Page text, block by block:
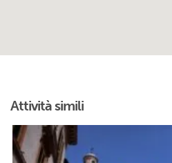
Attività simili